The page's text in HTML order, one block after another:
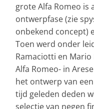
grote Alfa Romeo is
ontwerpfase (zie
onbekend concept)
Toen werd onder
Ramaciotti en
Alfa Romeo- in
het ontwerp van
tijd geleden deden
selectie van negen